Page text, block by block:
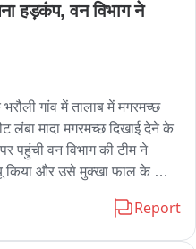
हड़कंप, वन विभाग ने
गांव में तालाब में मगरमच्छ
मादा मगरमच्छ दिखाई देने के
पहुंची वन विभाग की टीम ने
किया और उसे मुक्खा फाल के
दिखाई दिया। तालाब में मत्स्य
Report